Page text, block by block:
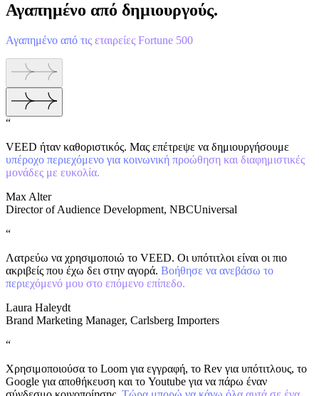
Αγαπημένο από δημιουργούς.
Αγαπημένο από τις εταιρείες Fortune 500
“
VEED ήταν καθοριστικός. Μας επέτρεψε να δημιουργήσουμε
υπέροχο περιεχόμενο για κοινωνική προώθηση και διαφημιστικές
μονάδες με ευκολία.
Max Alter
Director of Audience Development, NBCUniversal
“
Λατρεύω να χρησιμοποιώ το VEED. Οι υπότιτλοι είναι οι πιο
ακριβείς που έχω δει στην αγορά. Βοήθησε να ανεβάσω το
περιεχόμενό μου στο επόμενο επίπεδο.
Laura Haleydt
Brand Marketing Manager, Carlsberg Importers
“
Χρησιμοποιούσα το Loom για εγγραφή, το Rev για υπότιτλους, το
Google για αποθήκευση και το Youtube για να πάρω έναν